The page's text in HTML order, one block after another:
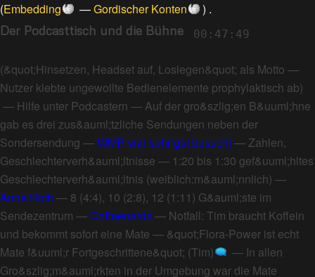
(Embedding —Gordischer Konten ) .
Der Podcasttisch und die Bühne 00:47:49
(&quot;Hinsetzen, Headset auf, Loslegen&quot; als Motto —
Nutzer klebte ungewollte Bedienelemente prophylaktisch ab)
— Hilfe unter Podcastern —Auf der gro&szlig;en B&uuml;hne
gab es drei zus&auml;tzliche Sendungen neben der
Sondersendung —WMR war sehr gut besucht—Zahlen,
Geschlechterverh&auml;ltnisse — 1:20 bis 1:30 gef&uuml;hltes
Geschlechterverh&auml;ltnis (weiblich:m&auml;nnlich) —
Anne Roth — 8 (4:4), 10 (2:8), 12 (1:11) G&auml;ste im
Sendezentrum —Coffeenerds— Notfall: Tim braucht Koffein
und bekommt sofort eine Mate — &quot;Flora-Power ist echt
Mate f&uuml;r Fortgeschrittene&quot; (Tim)
— In allen
Gro&szlig;m&auml;rkten in der Umgebung war die Mate